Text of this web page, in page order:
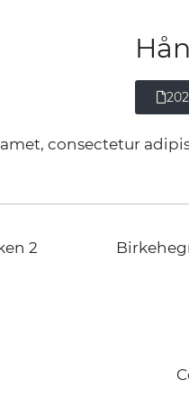
consectetur
2